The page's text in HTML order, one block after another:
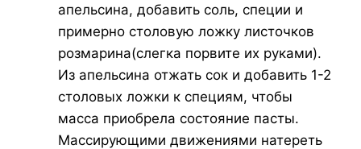
апельсина, добавить соль, специи и
примерно столовую ложку листочков
розмарина(слегка порвите их руками).
Из апельсина отжать сок и добавить 1-2
столовых ложки к специям, чтобы
масса приобрела состояние пасты.
Массирующими движениями натереть